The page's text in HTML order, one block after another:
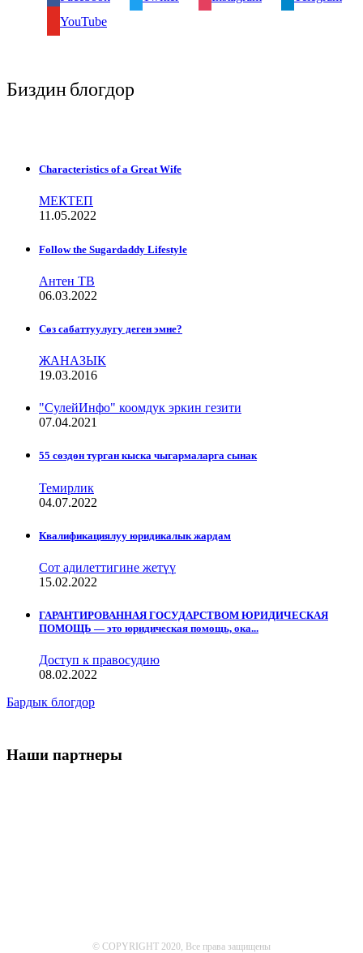
YouTube
Биздин блогдор
Characteristics of a Great Wife
МЕКТЕП
11.05.2022
Follow the Sugardaddy Lifestyle
Антен ТВ
06.03.2022
Сѳз сабаттуулугу деген эмне?
ЖАНАЗЫК
19.03.2016
"СулейИнфо" коомдук эркин гезити
07.04.2021
55 сөздөн турган кыска чыгармаларга сынак
Темирлик
04.07.2022
Квалификациялуу юридикалык жардам
Сот адилеттигине жетүү
15.02.2022
ГАРАНТИРОВАННАЯ ГОСУДАРСТВОМ ЮРИДИЧЕСКАЯ
ПОМОЩЬ — это юридическая помощь, ока...
Доступ к правосудию
08.02.2022
Бардык блогдор
Наши партнеры
© COPYRIGHT 2020, Все права защищены